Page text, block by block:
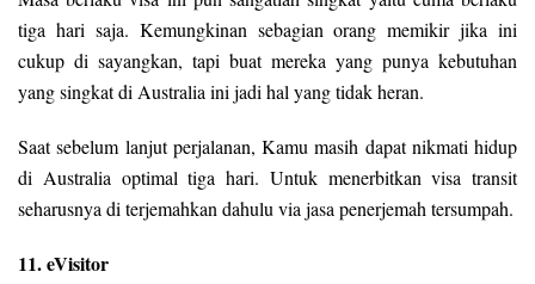
tiga hari saja. Kemungkinan sebagian orang memikir jika ini
cukup di sayangkan, tapi buat mereka yang punya kebutuhan
yang singkat di Australia ini jadi hal yang tidak heran.
Saat sebelum lanjut perjalanan, Kamu masih dapat nikmati hidup
di Australia optimal tiga hari. Untuk menerbitkan visa transit
seharusnya di terjemahkan dahulu via jasa penerjemah tersumpah.
11. eVisitor